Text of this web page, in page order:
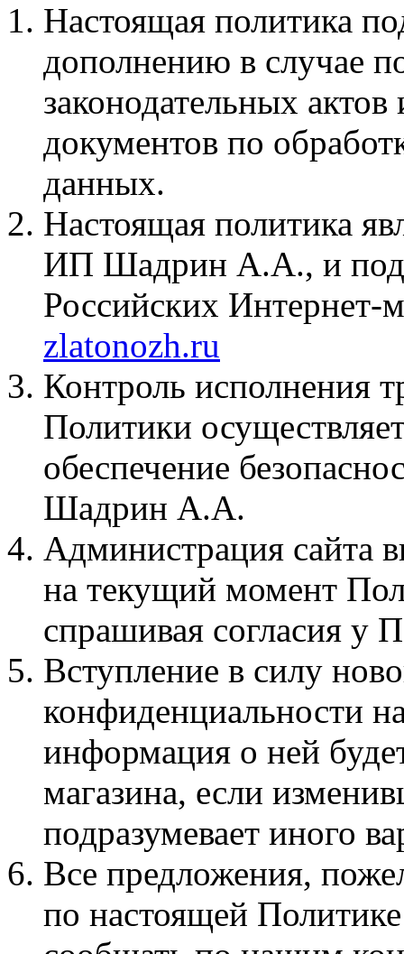
Настоящая политика
дополнению в случае
законодательных
документов по
данных.
Настоящая политика
ИП Шадрин А.А., и
Российских Интернет-
zlatonozh.ru
Контроль исполнения
Политики
обеспечение
Шадрин А.А.
Администрация сайта
на текущий момент
спрашивая согласия у
Вступление в силу
конфиденциальности
информация о ней
магазина, если
подразумевает иного
Все предложения,
по настоящей